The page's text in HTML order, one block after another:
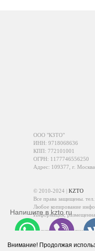
ООО "КЗТО"
ИНН: 9718068636
КПП: 772101001
ОГРН: 1177746556250
Адрес: 109377, г.
© 2010-2024 | KZTO
Все права защищены. тел.:
Любое копирование
Информация,
Политика обработки
Напишите в kzto.ru
Внимание! Продолжая